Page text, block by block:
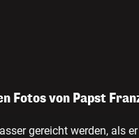
Fotos von Papst
gereicht werden, als